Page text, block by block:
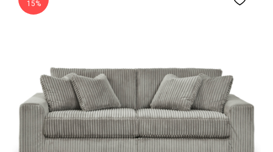
15%